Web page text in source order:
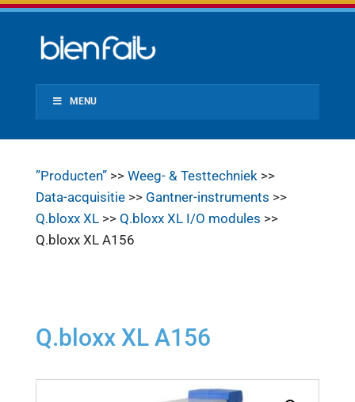
MENU
”Producten”>> Weeg- & Testtechniek>>
Data-acquisitie>> Gantner-instruments >>
Q.bloxx XL>> Q.bloxx XL I/O modules >>
Q.bloxx XL A156
Q.bloxx XL A156